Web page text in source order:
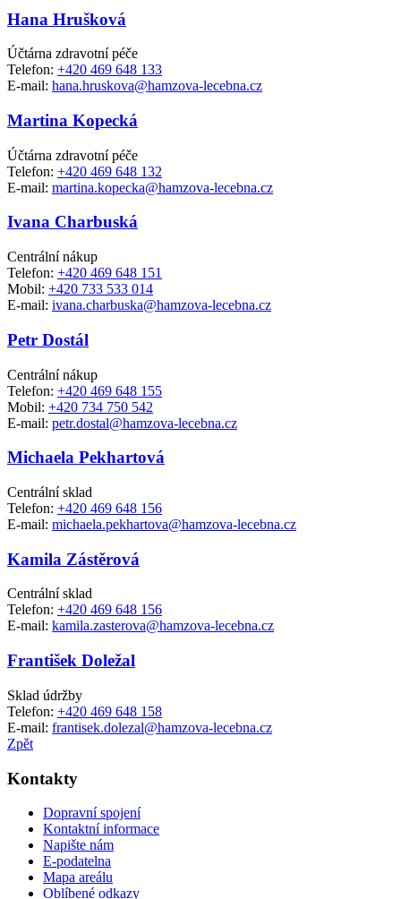
Hana Hrušková
Účtárna zdravotní péče
Telefon: +420 469 648 133
E-mail: hana.hruskova@hamzova-lecebna.cz
Martina Kopecká
Účtárna zdravotní péče
Telefon: +420 469 648 132
E-mail: martina.kopecka@hamzova-lecebna.cz
Ivana Charbuská
Centrální nákup
Telefon: +420 469 648 151
Mobil: +420 733 533 014
E-mail: ivana.charbuska@hamzova-lecebna.cz
Petr Dostál
Centrální nákup
Telefon: +420 469 648 155
Mobil: +420 734 750 542
E-mail: petr.dostal@hamzova-lecebna.cz
Michaela Pekhartová
Centrální sklad
Telefon: +420 469 648 156
E-mail: michaela.pekhartova@hamzova-lecebna.cz
Kamila Zástěrová
Centrální sklad
Telefon: +420 469 648 156
E-mail: kamila.zasterova@hamzova-lecebna.cz
František Doležal
Sklad údržby
Telefon: +420 469 648 158
E-mail: frantisek.dolezal@hamzova-lecebna.cz
Zpět
Kontakty
Dopravní spojení
Kontaktní informace
Napište nám
E-podatelna
Mapa areálu
Oblíbené odkazy